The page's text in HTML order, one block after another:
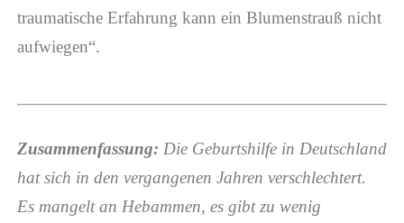
traumatische Erfahrung kann ein Blumenstrauß nicht
aufwiegen“.
Zusammenfassung: Die Geburtshilfe in Deutschland
hat sich in den vergangenen Jahren verschlechtert.
Es mangelt an Hebammen, es gibt zu wenig